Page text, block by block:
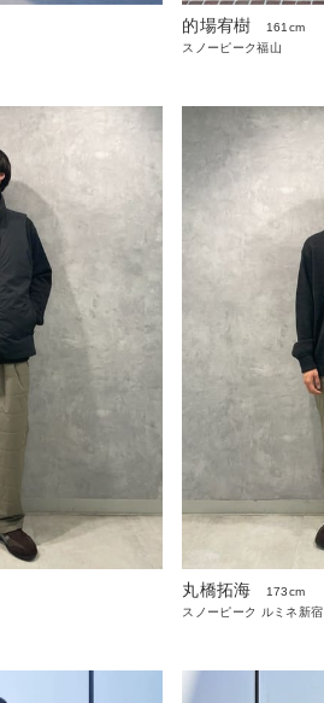
的場宥樹
161cm
スノーピーク福山
丸橋拓海
173cm
スノーピーク ルミネ新宿